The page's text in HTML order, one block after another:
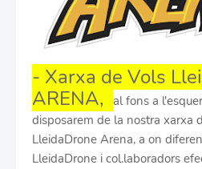
- Xarxa de Vols
ARENA,
al fons a
disposarem de la nostra xarxa
LleidaDrone Arena, a on
LleidaDrone i col.laboradors